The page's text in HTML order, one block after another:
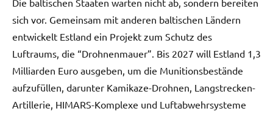
sich vor. Gemeinsam mit anderen baltischen Ländern
entwickelt Estland ein Projekt zum Schutz des
Luftraums, die “Drohnenmauer”. Bis 2027 will Estland 1,3
Milliarden Euro ausgeben, um die Munitionsbestände
aufzufüllen, darunter Kamikaze-Drohnen, Langstrecken-
Artillerie, HIMARS-Komplexe und Luftabwehrsysteme